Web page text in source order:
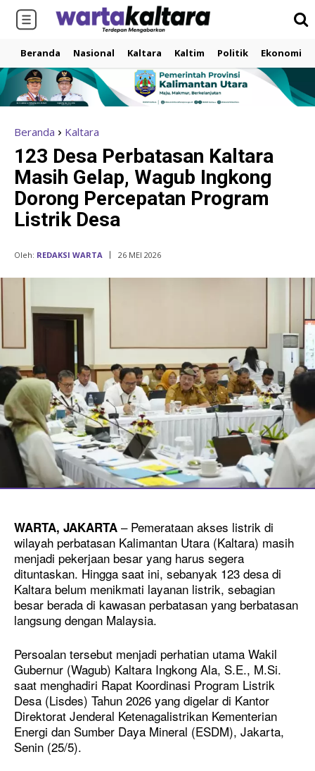
Beranda Nasional Kaltara Kaltim Politik Ekonomi
Beranda Kaltara
123 Desa Perbatasan Kaltara
Masih Gelap, Wagub Ingkong
Dorong Percepatan Program
Listrik Desa
Oleh: REDAKSI WARTA 26 MEI 2026
WARTA, JAKARTA – Pemerataan akses listrik di
wilayah perbatasan Kalimantan Utara (Kaltara) masih
menjadi pekerjaan besar yang harus segera
dituntaskan. Hingga saat ini, sebanyak 123 desa di
Kaltara belum menikmati layanan listrik, sebagian
besar berada di kawasan perbatasan yang berbatasan
langsung dengan Malaysia.
Persoalan tersebut menjadi perhatian utama Wakil
Gubernur (Wagub) Kaltara Ingkong Ala, S.E., M.Si.
saat menghadiri Rapat Koordinasi Program Listrik
Desa (Lisdes) Tahun 2026 yang digelar di Kantor
Direktorat Jenderal Ketenagalistrikan Kementerian
Energi dan Sumber Daya Mineral (ESDM), Jakarta,
Senin (25/5).